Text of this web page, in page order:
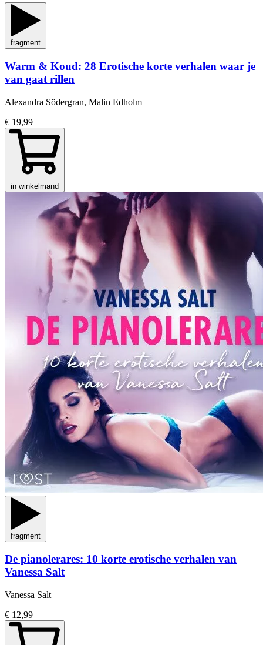
fragment
Warm & Koud: 28 Erotische korte verhalen waar je
van gaat rillen
Alexandra Södergran, Malin Edholm
€ 19,99
in winkelmand
fragment
De pianolerares: 10 korte erotische verhalen van
Vanessa Salt
Vanessa Salt
€ 12,99